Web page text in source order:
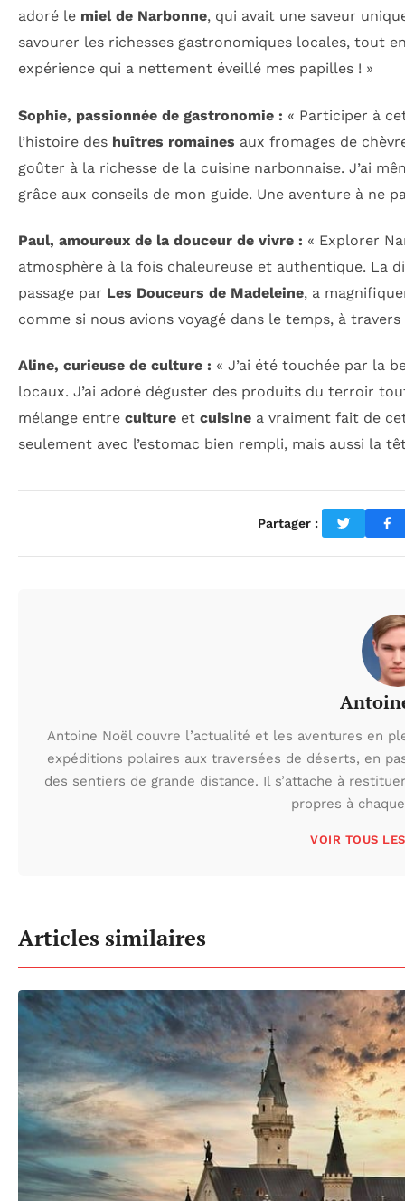
adoré le miel de Narbonne, qui avait une saveur
savourer les richesses gastronomiques locales, tout
expérience qui a nettement éveillé mes papilles ! »
Sophie, passionnée de gastronomie : « Participer à
l’histoire des huîtres romaines aux fromages de
goûter à la richesse de la cuisine narbonnaise. J’ai
grâce aux conseils de mon guide. Une aventure à ne
Paul, amoureux de la douceur de vivre : « Explorer
atmosphère à la fois chaleureuse et authentique. La
passage par Les Douceurs de Madeleine, a
comme si nous avions voyagé dans le temps, à
Aline, curieuse de culture : « J’ai été touchée par la
locaux. J’ai adoré déguster des produits du terroir
mélange entre culture et cuisine a vraiment fait de
seulement avec l’estomac bien rempli, mais aussi la
Partager :
Antoine Noël couvre l’actualité et les aventures en
expéditions polaires aux traversées de déserts, en
des sentiers de grande distance. Il s’attache à
propres à
VOIR TOUS
Articles similaires